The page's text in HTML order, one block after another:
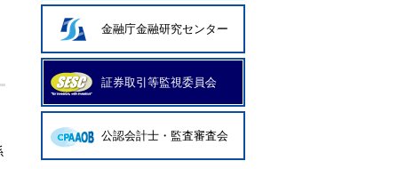
金融庁金融研究センター
証券取引等監視委員会
公認会計士・監査審査会